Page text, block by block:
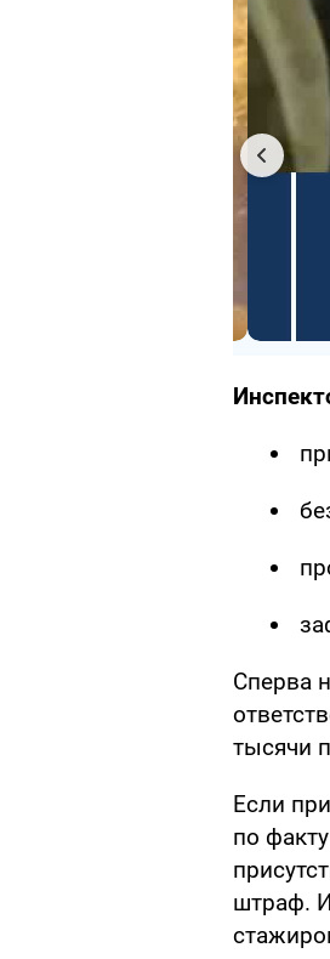
Сперва
тысячи
Если
по
штраф.